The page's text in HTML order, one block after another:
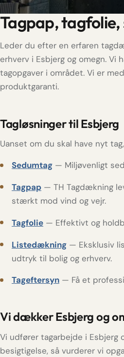
Tagpap,
Leder du efter en erfaren
erhverv i Esbjerg og omegn. Vi
tagopgaver i området. Vi er
produktgaranti.
Tagløsninger til Esbjerg
Uanset om du skal have nyt
Sedumtag — Miljøvenligt
Tagpap — TH Tagdækning
stærkt mod vind og vejr.
Tagfolie — Effektivt og
Listedækning — Eksklusiv
udtryk til bolig og erhverv.
Tageftersyn — Få et
Vi dækker Esbjerg og
Vi udfører tagarbejde i Esbjerg
besigtigelse, så vurderer vi